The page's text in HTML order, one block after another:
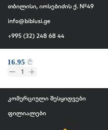
16.95 ₾
1
თბილისი, იოსებიძის ქ. №49
info@biblusi.ge
+995 (32) 248 68 44
ჩვენ შესახებ
კომერციული შესყიდვები
ფილიალები